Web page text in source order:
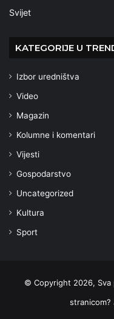
Svijet
KATEGORIJE U
Izbor uredništva
Video
Magazin
Kolumne i komentari
Vijesti
Gospodarstvo
Uncategorized
Kultura
Sport
© Copyright 2026,
stranicom?